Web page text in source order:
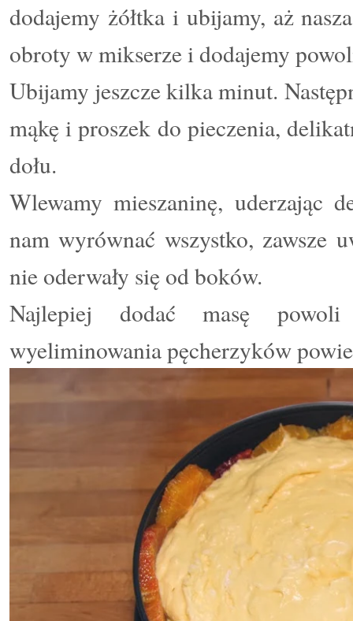
dodajemy żółtka i ubijamy, aż
obroty w mikserze i dodajemy
Ubijamy jeszcze kilka minut.
mąkę i proszek do pieczenia,
dołu.
Wlewamy mieszaninę, uderzając
nam wyrównać wszystko, zawsze
nie oderwały się od boków.
Najlepiej dodać masę
wyeliminowania pęcherzyków